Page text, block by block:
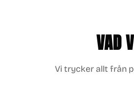
VAD
Vi trycker allt från